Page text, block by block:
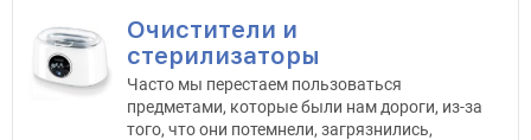
Очистители и
стерилизаторы
Часто мы перестаем пользоваться
предметами, которые были нам дороги, из-за
того, что они потемнели, загрязнились,